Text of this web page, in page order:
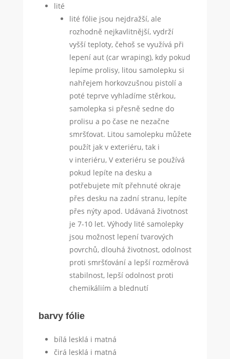
lité
lité fólie jsou nejdražší, ale
rozhodně nejkavlitnější, vydrží
vyšší teploty, čehoš se využívá při
lepení aut (car wraping), kdy pokud
lepíme prolisy, litou samolepku si
nahřejem horkovzušnou pistolí a
poté teprve vyhladíme stěrkou,
samolepka si přesně sedne do
prolisu a po čase ne nezačne
smršťovat. Litou samolepku můžete
použít jak v exteriéru, tak i
v interiéru, V exteriéru se používá
pokud lepíte na desku a
potřebujete mít přehnuté okraje
přes desku na zadní stranu, lepíte
přes nýty apod. Udávaná životnost
je 7-10 let. Výhody lité samolepky
jsou možnost lepení tvarových
povrchů, dlouhá životnost, odolnost
proti smršťování a lepší rozměrová
stabilnost, lepší odolnost proti
chemikáliím a blednutí
barvy fólie
bílá lesklá i matná
čirá lesklá i matná